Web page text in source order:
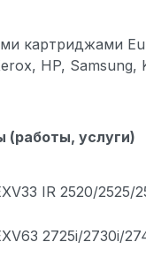
картриджами
HP, Samsung,
(работы, услуги)
IR 2520/2525/
2725i/2730i/